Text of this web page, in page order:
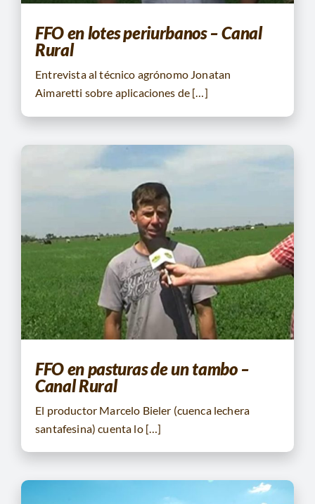
FFO en lotes periurbanos – Canal
Rural
Entrevista al técnico agrónomo Jonatan
Aimaretti sobre aplicaciones de […]
FFO en pasturas de un tambo –
Canal Rural
El productor Marcelo Bieler (cuenca lechera
santafesina) cuenta lo […]